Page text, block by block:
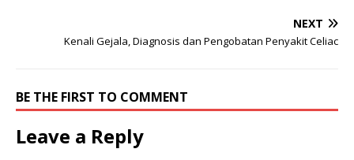
NEXT
Kenali Gejala, Diagnosis dan Pengobatan Penyakit Celiac
BE THE FIRST TO COMMENT
Leave a Reply